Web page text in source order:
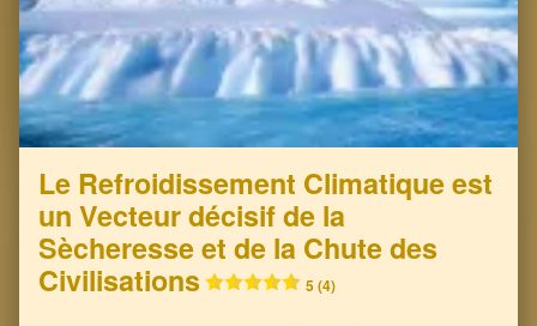
Le Refroidissement Climatique est
un Vecteur décisif de la
Sècheresse et de la Chute des
Civilisations
5 (4)